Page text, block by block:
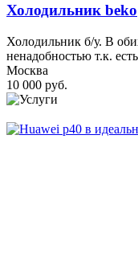
Холодильник beko
Холодильник б/у. В
ненадобностью т.к.
Москва
10 000 руб.